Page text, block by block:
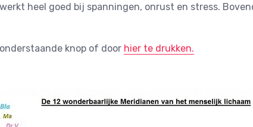
heel goed bij spanningen, onrust en stress.
knop of door hier te drukken.